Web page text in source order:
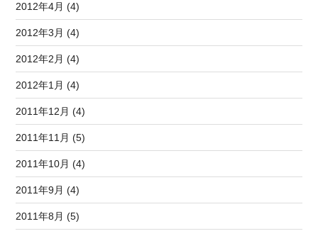
2012年4月 (4)
2012年3月 (4)
2012年2月 (4)
2012年1月 (4)
2011年12月 (4)
2011年11月 (5)
2011年10月 (4)
2011年9月 (4)
2011年8月 (5)